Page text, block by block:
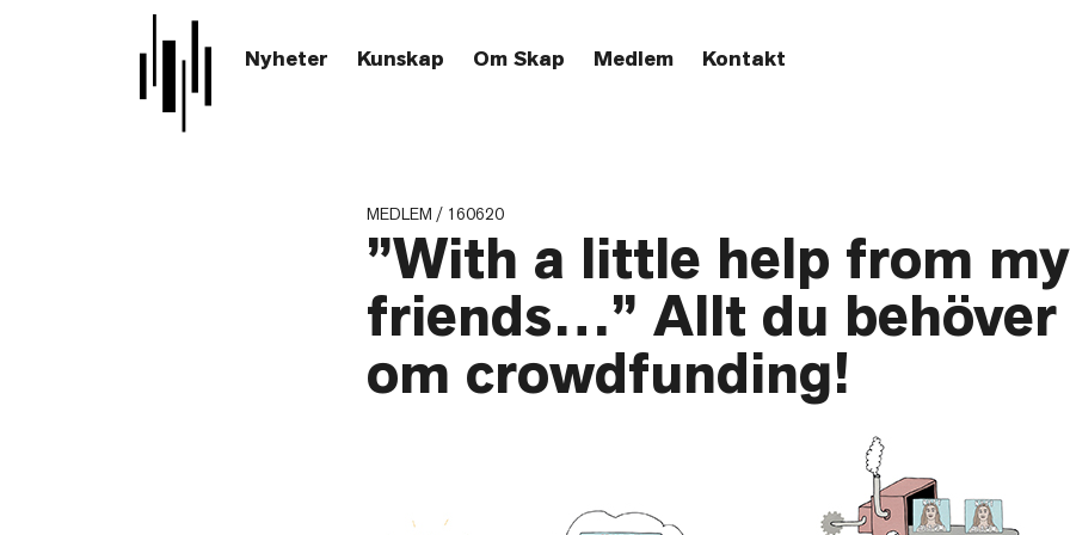
Nyheter Kunskap Om Skap Medlem Kontakt
MEDLEM / 160620
”With a little help from my
friends…” Allt du
om crowdfunding!